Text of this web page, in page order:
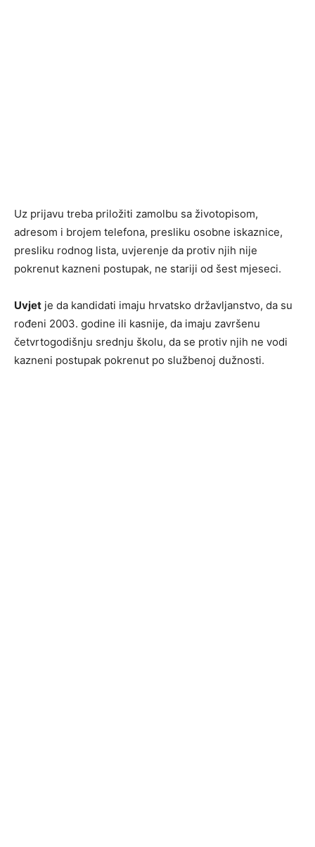
Uz prijavu treba priložiti zamolbu sa životopisom,
adresom i brojem telefona, presliku osobne iskaznice,
presliku rodnog lista, uvjerenje da protiv njih nije
pokrenut kazneni postupak, ne stariji od šest mjeseci.
Uvjet je da kandidati imaju hrvatsko državljanstvo, da su
rođeni 2003. godine ili kasnije, da imaju završenu
četvrtogodišnju srednju školu, da se protiv njih ne vodi
kazneni postupak pokrenut po službenoj dužnosti.